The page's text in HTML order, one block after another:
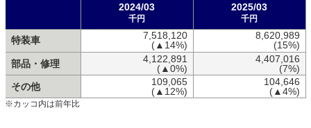
2024/03
千円
2025/03
千円
特装車
7,518,120
(▲14%)
8,620,989
(15%)
部品・修理
4,122,891
(▲0%)
4,407,016
(7%)
その他
109,065
(▲12%)
104,646
(▲4%)
※カッコ内は前年比